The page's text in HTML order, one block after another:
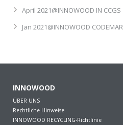
April 2021@INNOWOOD IN CCGS
Jan 2021@INNOWOOD
INNOWOOD
ÜBER UNS
Rechtliche Hinweise
INNOWOOD RECYCLING-Richtlinie